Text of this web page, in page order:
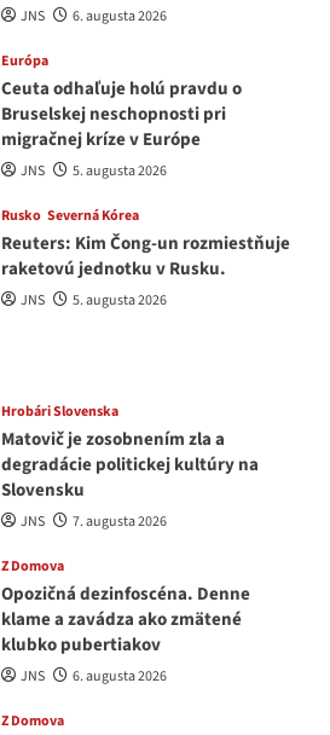
JNS 6. augusta 2026
Európa
Ceuta odhaľuje holú pravdu o
Bruselskej neschopnosti pri
migračnej kríze v Európe
JNS 5. augusta 2026
Rusko Severná Kórea
Reuters: Kim Čong-un rozmiestňuje
raketovú jednotku v Rusku.
JNS 5. augusta 2026
Hrobári Slovenska
Matovič je zosobnením zla a
degradácie politickej kultúry na
Slovensku
JNS 7. augusta 2026
Z Domova
Opozičná dezinfoscéna. Denne
klame a zavádza ako zmätené
klubko pubertiakov
JNS 6. augusta 2026
Z Domova